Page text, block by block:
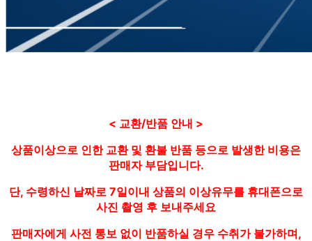
< 교환/반품 안내 >
상품이상으로 인한 교환 및 환불 반품 등으로 발생한 비용은
판매자 부담입니다.
단, 수령하신 날짜로 7일이내 상품의 이상유무를 휴대폰으로
사진 촬영 후 보내주세요
판매자에게 사전 통보 없이 반품하실 경우 수취가 불가하며,